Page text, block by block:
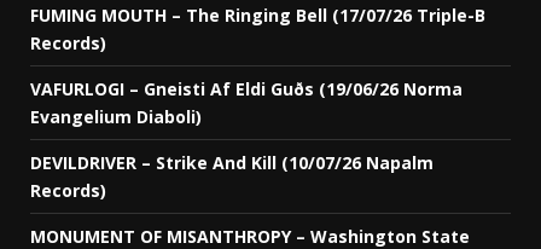
FUMING MOUTH – The Ringing Bell (17/07/26 Triple-B
Records)
VAFURLOGI – Gneisti Af Eldi Guðs (19/06/26 Norma
Evangelium Diaboli)
DEVILDRIVER – Strike And Kill (10/07/26 Napalm
Records)
MONUMENT OF MISANTHROPY – Washington State